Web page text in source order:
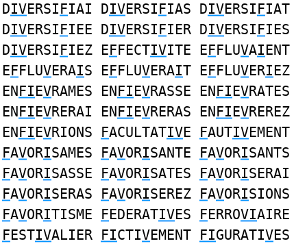
DIVERSIFIAI DIVERSIFIAS DIVERSIFIAT
DIVERSIFIEE DIVERSIFIER DIVERSIFIES
DIVERSIFIEZ EFFECTIVITE EFFLUVAIENT
EFFLUVERAIS EFFLUVERAIT EFFLUVERIEZ
ENFIEVRAMES ENFIEVRASSE ENFIEVRATES
ENFIEVRERAI ENFIEVRERAS ENFIEVREREZ
ENFIEVRIONS FACULTATIVE FAUTIVEMENT
FAVORISAMES FAVORISANTE FAVORISANTS
FAVORISASSE FAVORISATES FAVORISERAI
FAVORISERAS FAVORISEREZ FAVORISIONS
FAVORITISME FEDERATIVES FERROVIAIRE
FESTIVALIER FICTIVEMENT FIGURATIVES